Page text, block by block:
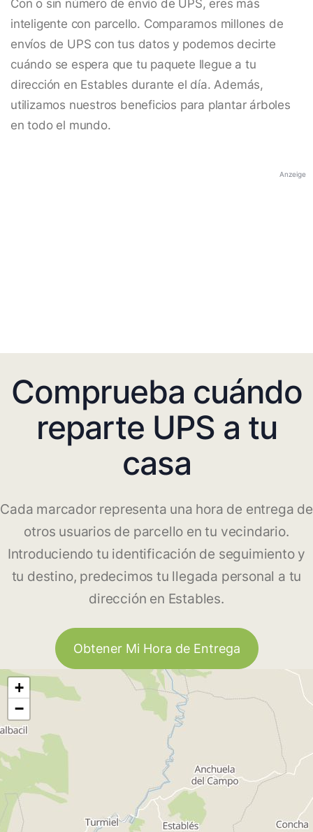
Con o sin número de envío de UPS, eres más
inteligente con parcello. Comparamos millones de
envíos de UPS con tus datos y podemos decirte
cuándo se espera que tu paquete llegue a tu
dirección en Estables durante el día. Además,
utilizamos nuestros beneficios para plantar árboles
en todo el mundo.
Anzeige
Comprueba cuándo
reparte UPS a tu
casa
Cada marcador representa una hora de entrega de
otros usuarios de parcello en tu vecindario.
Introduciendo tu identificación de seguimiento y
tu destino, predecimos tu llegada personal a tu
dirección en Estables.
Obtener Mi Hora de Entrega
+
−